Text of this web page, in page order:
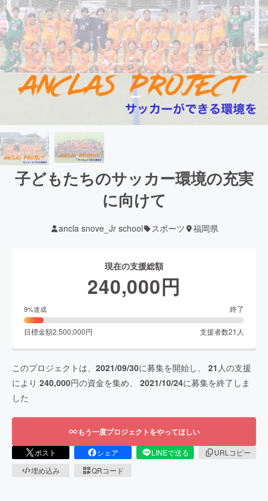
子どもたちのサッカー環境の充実
に向けて
ancla snove_Jr school スポーツ 福岡県
現在の支援総額
240,000円
9%達成 終了
目標金額2,500,000円 支援者数21 人
このプロジェクトは、 2021/09/30に募集を開始し、 21 人の支援
により 240,000円の資金を集め、 2021/10/24に募集を終了しま
した
もう一度プロジェクトをやってほしい
ポスト シェア LINEで送る
URLコピー
埋め込み
QRコード